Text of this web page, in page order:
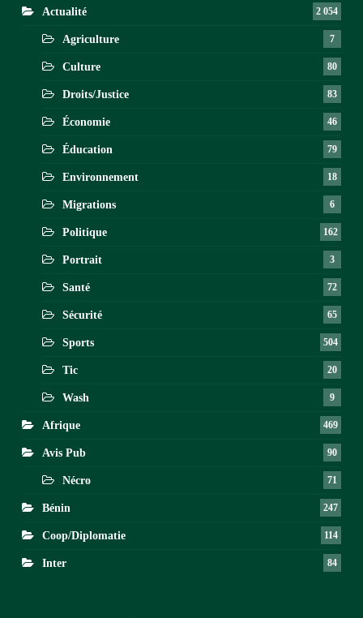
Actualité 2 054
Agriculture 7
Culture 80
Droits/Justice 83
Économie 46
Éducation 79
Environnement 18
Migrations 6
Politique 162
Portrait 3
Santé 72
Sécurité 65
Sports 504
Tic 20
Wash 9
Afrique 469
Avis Pub 90
Nécro 71
Bénin 247
Coop/Diplomatie 114
Inter 84